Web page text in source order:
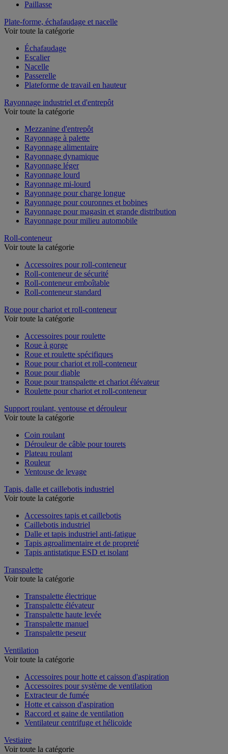
Paillasse
Plate-forme, échafaudage et nacelle
Voir toute la catégorie
Échafaudage
Escalier
Nacelle
Passerelle
Plateforme de travail en hauteur
Rayonnage industriel et d'entrepôt
Voir toute la catégorie
Mezzanine d'entrepôt
Rayonnage à palette
Rayonnage alimentaire
Rayonnage dynamique
Rayonnage léger
Rayonnage lourd
Rayonnage mi-lourd
Rayonnage pour charge longue
Rayonnage pour couronnes et bobines
Rayonnage pour magasin et grande distribution
Rayonnage pour milieu automobile
Roll-conteneur
Voir toute la catégorie
Accessoires pour roll-conteneur
Roll-conteneur de sécurité
Roll-conteneur emboîtable
Roll-conteneur standard
Roue pour chariot et roll-conteneur
Voir toute la catégorie
Accessoires pour roulette
Roue à gorge
Roue et roulette spécifiques
Roue pour chariot et roll-conteneur
Roue pour diable
Roue pour transpalette et chariot élévateur
Roulette pour chariot et roll-conteneur
Support roulant, ventouse et dérouleur
Voir toute la catégorie
Coin roulant
Dérouleur de câble pour tourets
Plateau roulant
Rouleur
Ventouse de levage
Tapis, dalle et caillebotis industriel
Voir toute la catégorie
Accessoires tapis et caillebotis
Caillebotis industriel
Dalle et tapis industriel anti-fatigue
Tapis agroalimentaire et de propreté
Tapis antistatique ESD et isolant
Transpalette
Voir toute la catégorie
Transpalette électrique
Transpalette élévateur
Transpalette haute levée
Transpalette manuel
Transpalette peseur
Ventilation
Voir toute la catégorie
Accessoires pour hotte et caisson d'aspiration
Accessoires pour système de ventilation
Extracteur de fumée
Hotte et caisson d'aspiration
Raccord et gaine de ventilation
Ventilateur centrifuge et hélicoïde
Vestiaire
Voir toute la catégorie